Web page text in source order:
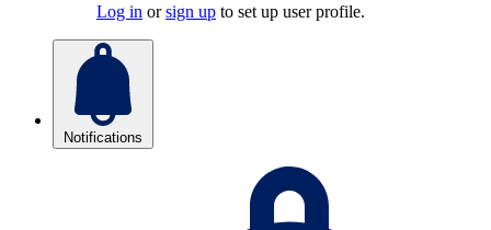
Log in orsign up to set up user profile.
Notifications